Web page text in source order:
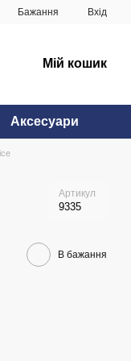
Бажання Вхід
Мій кошик
Аксесуари
Артикул
9335
В бажання